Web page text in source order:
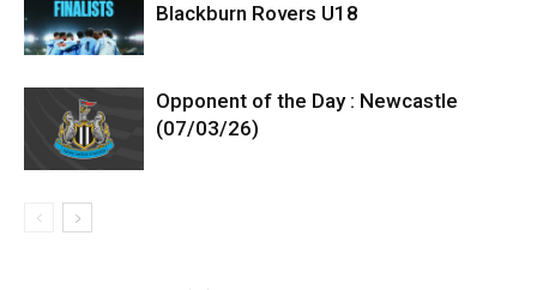
Blackburn Rovers U18
Opponent of the Day : Newcastle
(07/03/26)